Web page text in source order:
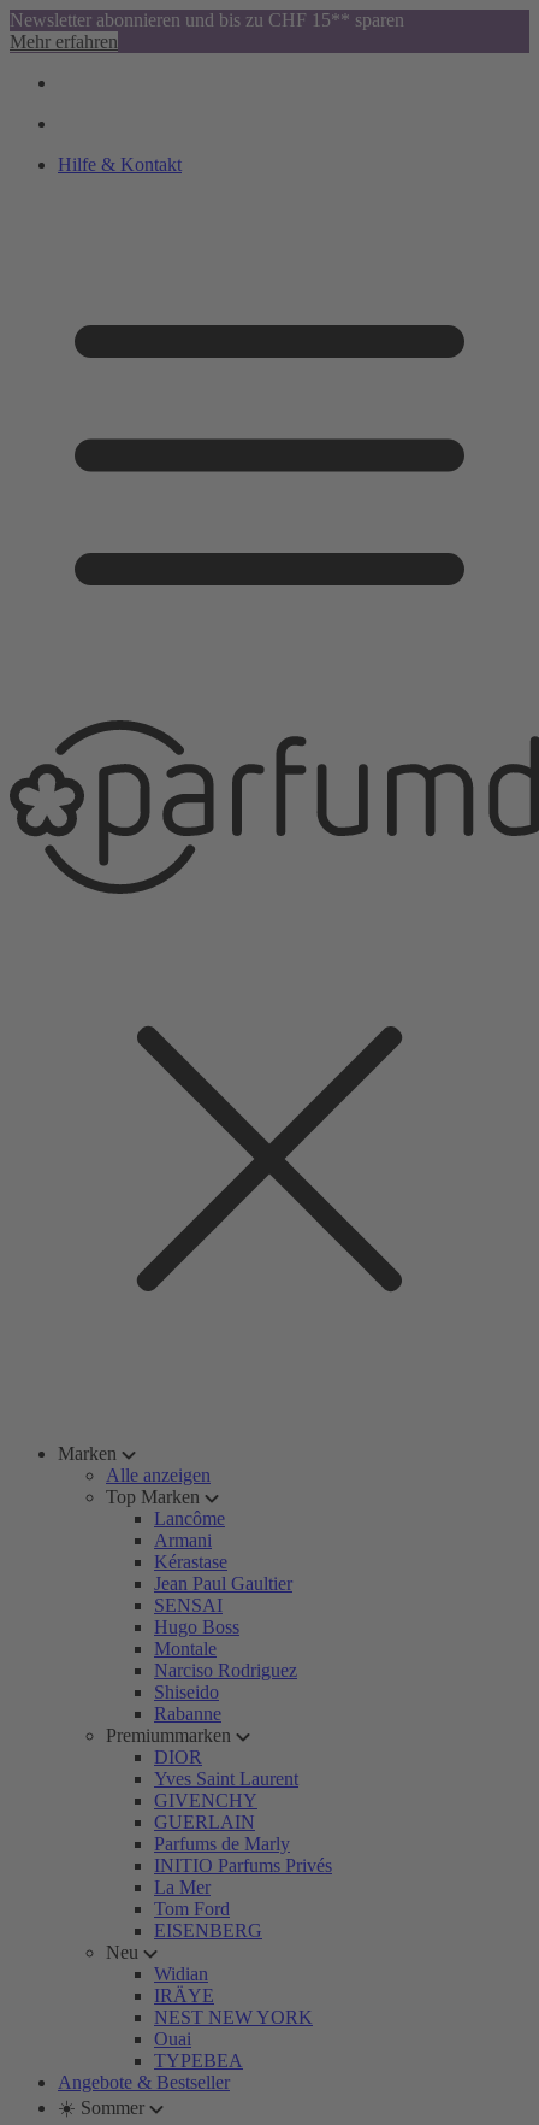
Newsletter abonnieren und bis zu CHF 15** sparen
Mehr erfahren
Hilfe & Kontakt
Marken
Alle anzeigen
Top Marken
Lancôme
Armani
Kérastase
Jean Paul Gaultier
SENSAI
Hugo Boss
Montale
Narciso Rodriguez
Shiseido
Rabanne
Premiummarken
DIOR
Yves Saint Laurent
GIVENCHY
GUERLAIN
Parfums de Marly
INITIO Parfums Privés
La Mer
Tom Ford
EISENBERG
Neu
Widian
IRÄYE
NEST NEW YORK
Ouai
TYPEBEA
Angebote & Bestseller
☀️ Sommer